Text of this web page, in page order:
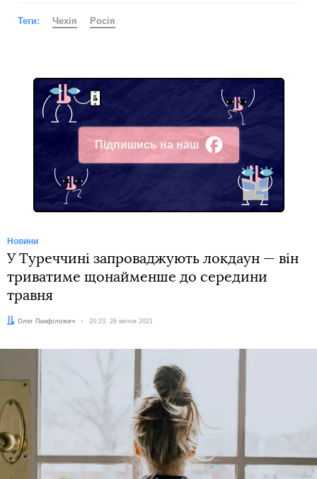
Теги: Чехія Росія
Підпишись на наш
Facebook
Новини
У Туреччині запроваджують локдаун — він
триватиме щонайменше до середини
травня
Автор:
Олег Панфілович Дата:
20:23, 26 квітня 2021